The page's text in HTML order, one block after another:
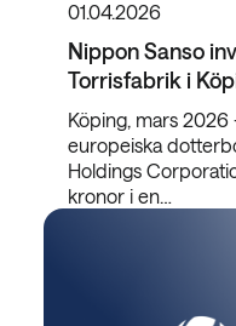
01.04.2026
Nippon Sanso
Torrisfabrik i
Köping, mars 2026
europeiska
Holdings
kronor i en…